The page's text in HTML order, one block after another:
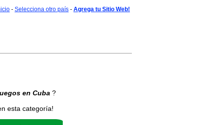
- Selecciona otro país - Agrega tu Sitio Web!
en Cuba ?
esta categoría!